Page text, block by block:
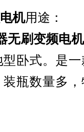
机用途：
无刷变频电机
卧式。是
瓶数量多